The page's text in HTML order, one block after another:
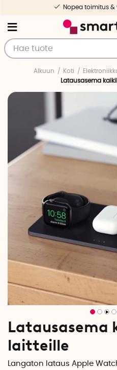
Nopea toimitus
Alkuun Koti
Latausasema
Latausasema
laitteille
Langaton lataus Apple